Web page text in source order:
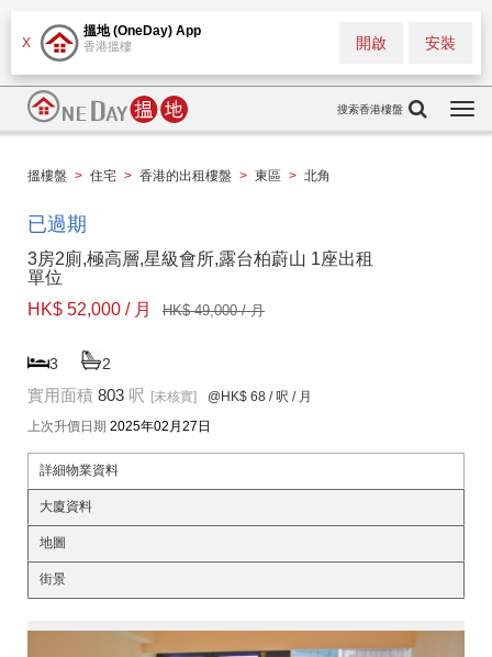
X
搵地 (OneDay) App
香港搵樓 安裝
開啟
搜索香港樓盤
搵樓盤 > 住宅 > 香港的出租樓盤 > 東區 > 北角
已過期
3房2廁,極高層,星級會所,露台柏蔚山 1座出租
單位
HK$ 52,000 / 月
HK$ 49,000 / 月
3 2
實用面積 803 呎 [未核實] @HK$ 68 / 呎 / 月
上次升價日期 2025年02月27日
詳細物業資料
大廈資料
地圖
街景